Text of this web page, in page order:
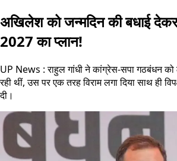
अखिलेश को जन्मदिन की बधाई देकर
2027 का प्लान!
UP News : राहुल गांधी ने कांग्रेस-सपा गठबंधन
रही थीं, उस पर एक तरह विराम लगा दिया साथ ही
दी।